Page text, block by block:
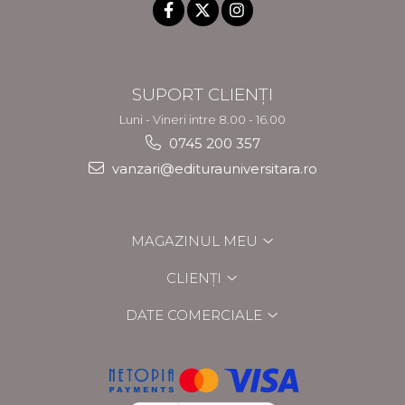
SUPORT CLIENȚI
Luni - Vineri intre 8.00 - 16.00
0745 200 357
vanzari@editurauniversitara.ro
MAGAZINUL MEU
CLIENȚI
DATE COMERCIALE